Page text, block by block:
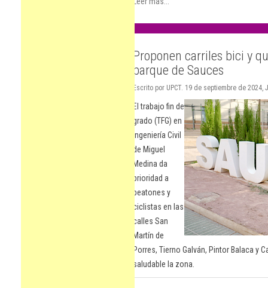
Proponen carriles bici y
parque de Sauces
Escrito por UPCT. 19 de septiembre de 2024,
El trabajo fin de
grado (TFG) en
Ingeniería Civil
de Miguel
Medina da
prioridad a
peatones y
ciclistas en las
calles San
Martín de
Porres, Tierno Galván, Pintor Balaca y
saludable la zona.